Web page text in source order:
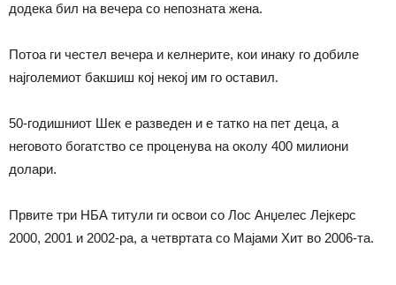
додека бил на вечера со непозната жена.
Потоа ги честел вечера и келнерите, кои инаку го добиле
најголемиот бакшиш кој некој им го оставил.
50-годишниот Шек е разведен и е татко на пет деца, а
неговото богатство се проценува на околу 400 милиони
долари.
Првите три НБА титули ги освои со Лос Анџелес Лејкерс
2000, 2001 и 2002-ра, а четвртата со Мајами Хит во 2006-та.